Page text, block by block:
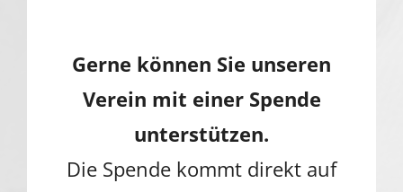
Gerne können Sie unseren
Verein mit einer Spende
unterstützen.
Die Spende kommt direkt auf